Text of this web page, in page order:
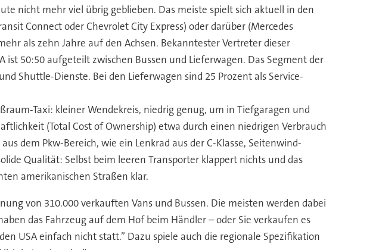
nicht mehr viel übrig geblieben. Das meiste spielt sich aktuell in den
Connect oder Chevrolet City Express) oder darüber (Mercedes
als zehn Jahre auf den Achsen. Bekanntester Vertreter dieser
ist 50:50 aufgeteilt zwischen Bussen und Lieferwagen. Das Segment der
Shuttle-Dienste. Bei den Lieferwagen sind 25 Prozent als Service-
Taxi: kleiner Wendekreis, niedrig genug, um in Tiefgaragen und
(Total Cost of Ownership) etwa durch einen niedrigen Verbrauch
dem Pkw-Bereich, wie ein Lenkrad aus der C-Klasse, Seitenwind-
Qualität: Selbst beim leeren Transporter klappert nichts und das
amerikanischen Straßen klar.
von 310.000 verkauften Vans und Bussen. Die meisten werden dabei
das Fahrzeug auf dem Hof beim Händler – oder Sie verkaufen es
USA einfach nicht statt.” Dazu spiele auch die regionale Spezifikation